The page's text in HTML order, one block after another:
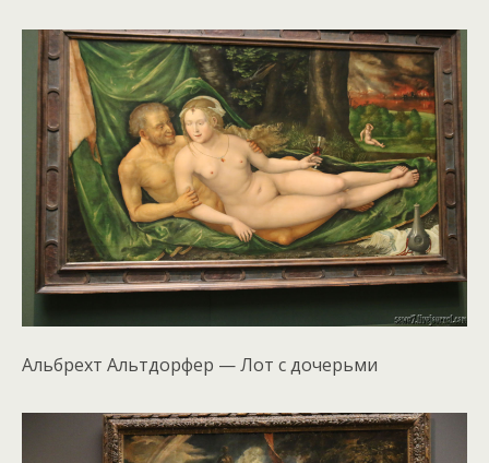
Альбрехт Альтдорфер — Лот с дочерьми